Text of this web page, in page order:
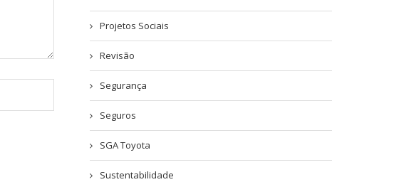
Projetos Sociais
Revisão
Segurança
Seguros
SGA Toyota
Sustentabilidade